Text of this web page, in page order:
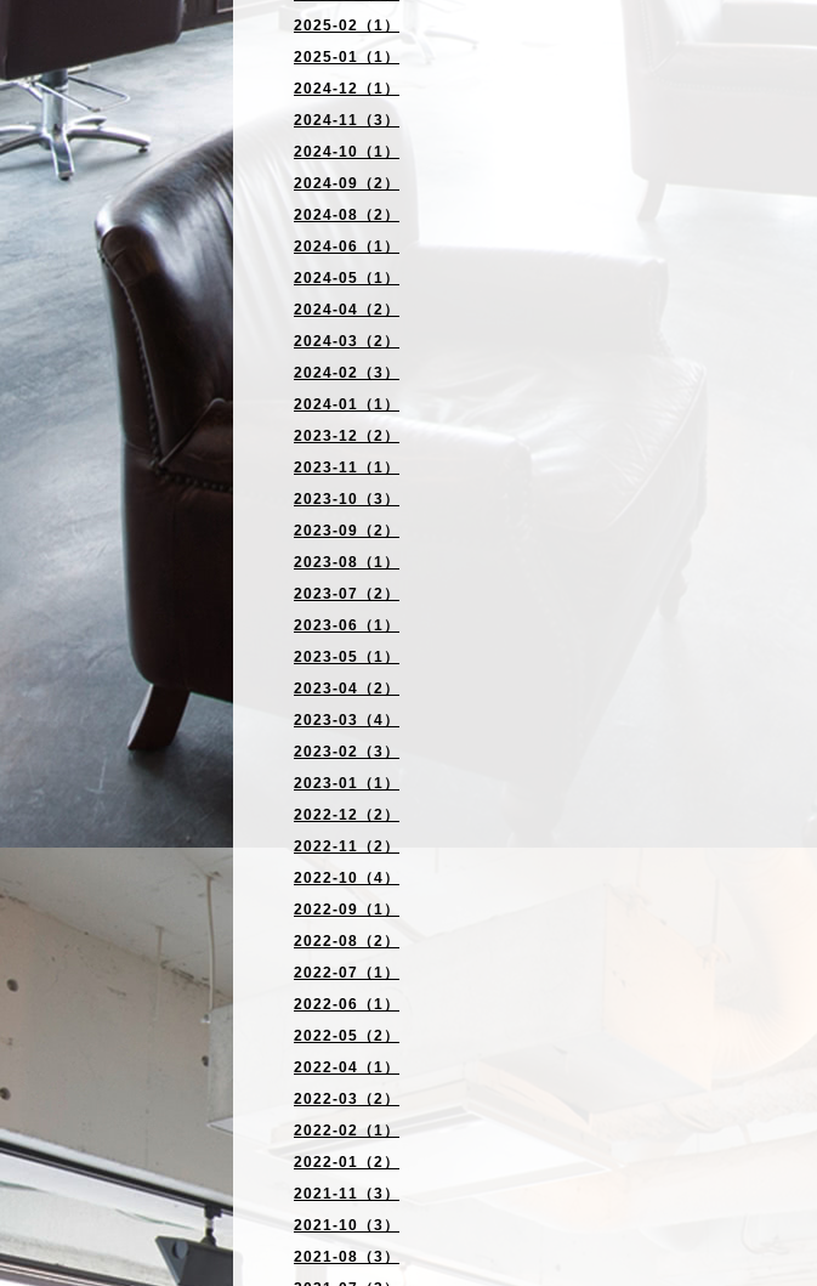
2025-02（1）
2025-01（1）
2024-12（1）
2024-11（3）
2024-10（1）
2024-09（2）
2024-08（2）
2024-06（1）
2024-05（1）
2024-04（2）
2024-03（2）
2024-02（3）
2024-01（1）
2023-12（2）
2023-11（1）
2023-10（3）
2023-09（2）
2023-08（1）
2023-07（2）
2023-06（1）
2023-05（1）
2023-04（2）
2023-03（4）
2023-02（3）
2023-01（1）
2022-12（2）
2022-11（2）
2022-10（4）
2022-09（1）
2022-08（2）
2022-07（1）
2022-06（1）
2022-05（2）
2022-04（1）
2022-03（2）
2022-02（1）
2022-01（2）
2021-11（3）
2021-10（3）
2021-08（3）